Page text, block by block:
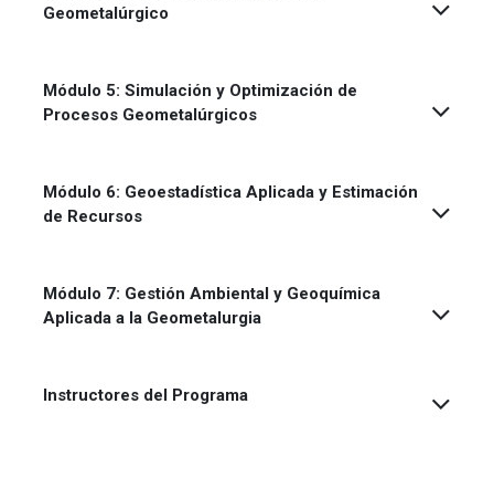
Geometalúrgico
Módulo 5: Simulación y Optimización de
Procesos Geometalúrgicos
Módulo 6: Geoestadística Aplicada y Estimación
de Recursos
Módulo 7: Gestión Ambiental y Geoquímica
Aplicada a la Geometalurgia
Instructores del Programa